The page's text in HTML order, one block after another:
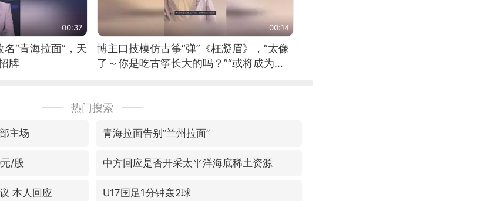
00:37
“青海拉面”，天
牌
00:14
博主口技模仿古筝“弹”《枉凝眉》，“太像
了～你是吃古筝长大的吗？”“或将成为首
热门搜索
主场 青海拉面告别“兰州拉面”
/股 中方回应是否开采太平洋海底稀土资源
本人回应 U17国足1分钟轰2球